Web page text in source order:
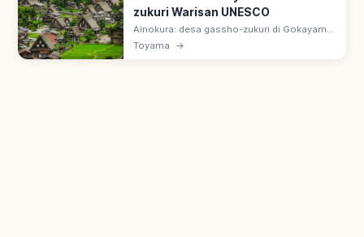
zukuri Warisan UNESCO
Ainokura: desa gassho-zukuri di Gokayama,
Nanto, Toyama. Warisan dunia bersama
Shirakawa-go. Rumah atap jerami curam
Toyama →